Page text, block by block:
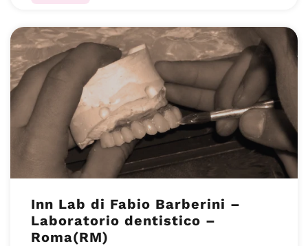
Inn Lab di Fabio Barberini –
Laboratorio dentistico –
Roma(RM)